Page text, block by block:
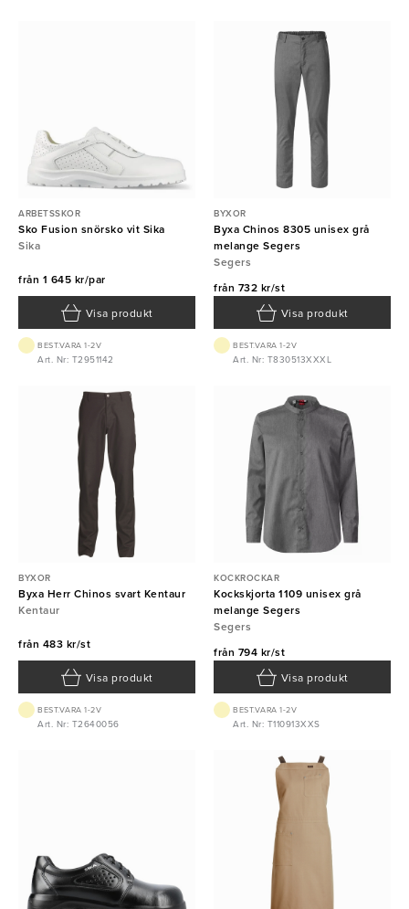
ARBETSSKOR
Sko Fusion snörsko vit Sika
Sika
från 1 645 kr/par
Visa produkt
BEST.VARA 1-2V
Art. Nr: T2951142
BYXOR
Byxa Chinos 8305 unisex grå
melange Segers
Segers
från 732 kr/st
Visa produkt
BEST.VARA 1-2V
Art. Nr: T830513XXXL
BYXOR
Byxa Herr Chinos svart Kentaur
Kentaur
från 483 kr/st
Visa produkt
BEST.VARA 1-2V
Art. Nr: T2640056
KOCKROCKAR
Kockskjorta 1109 unisex grå
melange Segers
Segers
från 794 kr/st
Visa produkt
BEST.VARA 1-2V
Art. Nr: T110913XXS